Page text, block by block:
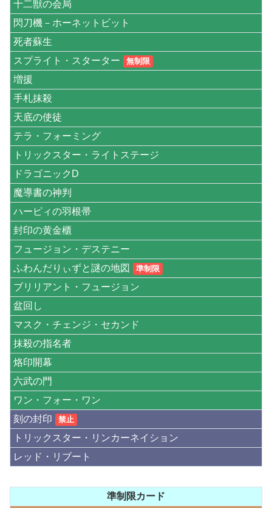
十二獣の会局
閃刀機－ホーネットビット
死者蘇生
スプライト・スターター
無制限
増援
手札抹殺
天底の使徒
テラ・フォーミング
トリックスター・ライトステージ
ドラゴニックD
魔導書の神判
ハーピィの羽根帚
封印の黄金櫃
フュージョン・デステニー
ふわんだりぃずと謎の地図
準制限
ブリリアント・フュージョン
盆回し
マスク・チェンジ・セカンド
抹殺の指名者
烙印開幕
六武の門
ワン・フォー・ワン
刻の封印
禁止
トリックスター・リンカーネイション
レッド・リブート
準制限カード